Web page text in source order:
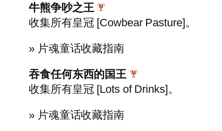
牛熊争吵之王
收集所有皇冠 [Cowbear Pasture]。
» 片魂童话收藏指南
吞食任何东西的国王
收集所有皇冠 [Lots of Drinks]。
» 片魂童话收藏指南